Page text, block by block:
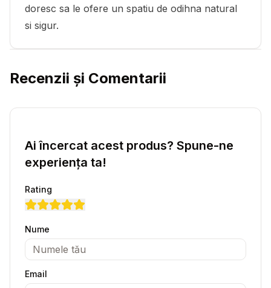
doresc sa le ofere un spatiu de odihna natural
si sigur.
Recenzii și Comentarii
Ai încercat acest produs? Spune-ne
experiența ta!
Rating
Nume
Email